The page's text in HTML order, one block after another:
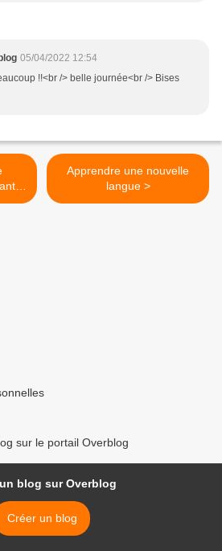
05/04/2022 12:54
!!<br /> belle journée<br /> Bises
Apprendre une nouvelle
langue >
sur le portail Overblog
blog sur Overblog
Créer un blog